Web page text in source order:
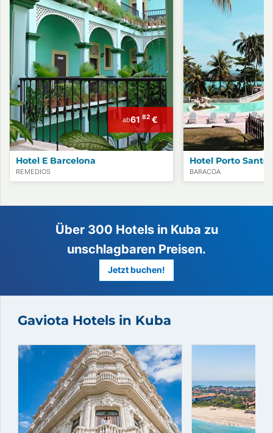
Hotel E Barcelona
REMEDIOS
ab61 82€
Hotel Porto Santo
BARACOA
Über 300 Hotels in Kuba zu
unschlagbaren Preisen.
Gaviota Hotels in Kuba